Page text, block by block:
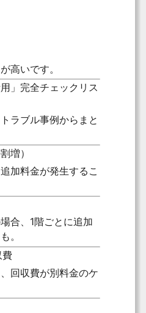
高いです。
」完全チェックリス
ラブル事例からまと
増）
加料金が発生するこ
合、1階ごとに追加
。
費
回収費が別料金のケ